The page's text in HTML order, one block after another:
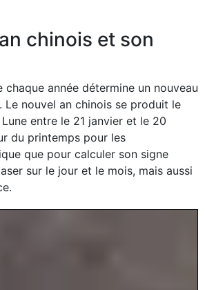
chinois et son
chaque année détermine un nouveau
Le nouvel an chinois se produit le
entre le 21 janvier et le 20
du printemps pour les
que pour calculer son signe
sur le jour et le mois, mais aussi